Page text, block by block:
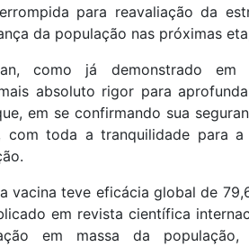
para reavaliação da
da população nas próximas
como já demonstrado em
absoluto rigor para
em se confirmando sua
com toda a tranquilidade para
vacina teve eficácia global de
em revista científica
em massa da população,